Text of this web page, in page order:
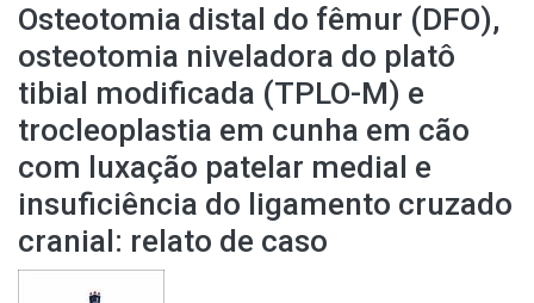
Osteotomia distal do fêmur (DFO),
osteotomia niveladora do platô
tibial modificada (TPLO-M) e
trocleoplastia em cunha em cão
com luxação patelar medial e
insuficiência do ligamento cruzado
cranial: relato de caso